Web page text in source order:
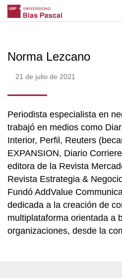
Norma Lezcano
21 de julio de 2021
Periodista especialista en
trabajó en medios como
Interior, Perfil, Reuters
EXPANSION, Diario
editora de la Revista
Revista Estrategia &
Fundó AddValue
dedicada a la creación de
multiplataforma orientada a
organizaciones, desde la